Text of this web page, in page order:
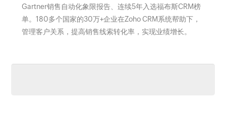
Gartner销售自动化象限报告、连续5年入选福布斯CRM榜
单。180多个国家的30万+企业在Zoho CRM系统帮助下，
管理客户关系，提高销售线索转化率，实现业绩增长。